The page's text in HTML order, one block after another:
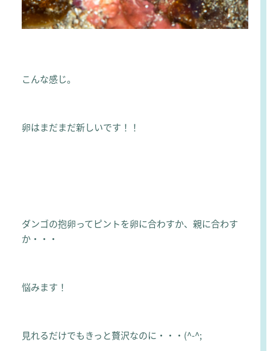
こんな感じ。
卵はまだまだ新しいです！！
ダンゴの抱卵ってピントを卵に合わすか、親に合わす
か・・・
悩みます！
見れるだけでもきっと贅沢なのに・・・(^-^;